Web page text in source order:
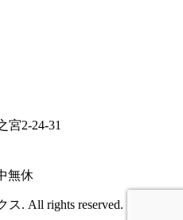
2-24-31
無休
. All rights reserved.